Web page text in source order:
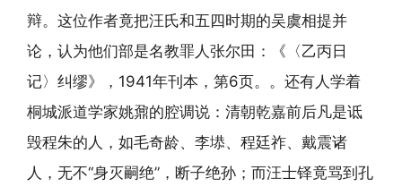
辩。这位作者竟把汪氏和五四时期的吴虞相提并
论，认为他们部是名教罪人张尔田：《〈乙丙日
记〉纠缪》，1941年刊本，第6页。。还有人学着
桐城派道学家姚鼐的腔调说：清朝乾嘉前后凡是诋
毁程朱的人，如毛奇龄、李塨、程廷祚、戴震诸
人，无不“身灭嗣绝”，断子绝孙；而汪士铎竟骂到孔